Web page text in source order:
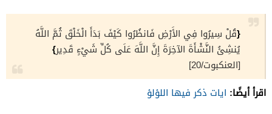
{قُلْ سِيرُوا فِي الأَرْضِ فَانظُرُوا كَيْفَ بَدَأَ الْخَلْقَ ثُمَّ اللَّهُ
يُنشِئُ النَّشْأَةَ الآخِرَةَ إِنَّ اللَّهَ عَلَى كُلِّ شَيْءٍ قَدِير}
[العنكبوت/20]
اقرأ أيضًا: ايات ذكر فيها اللؤلؤ